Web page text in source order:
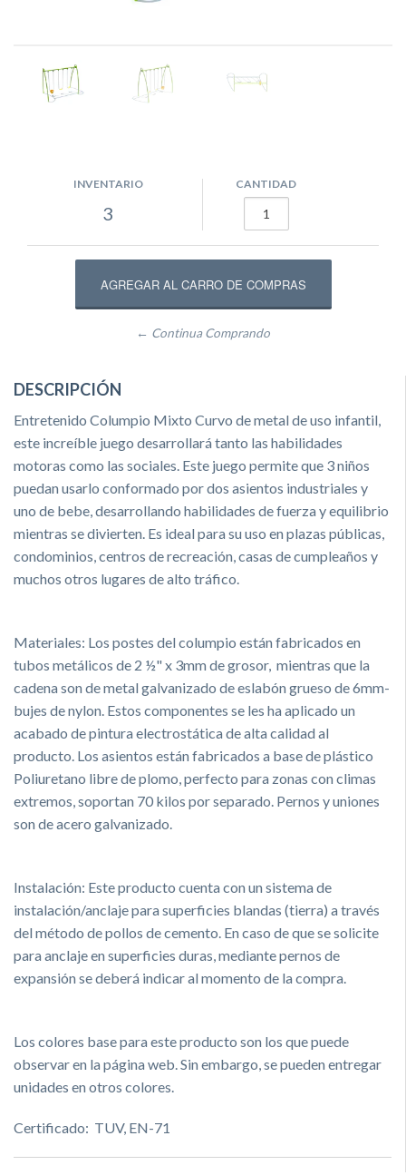
INVENTARIO
3
CANTIDAD
← Continua Comprando
DESCRIPCIÓN
Entretenido Columpio Mixto Curvo de metal de uso infantil,
este increíble juego desarrollará tanto las habilidades
motoras como las sociales. Este juego permite que 3 niños
puedan usarlo conformado por dos asientos industriales y
uno de bebe, desarrollando habilidades de fuerza y equilibrio
mientras se divierten. Es ideal para su uso en plazas públicas,
condominios, centros de recreación, casas de cumpleaños y
muchos otros lugares de alto tráfico.
Materiales: Los postes del columpio están fabricados en
tubos metálicos de 2 ½" x 3mm de grosor, mientras que la
cadena son de metal galvanizado de eslabón grueso de 6mm-
bujes de nylon. Estos componentes se les ha aplicado un
acabado de pintura electrostática de alta calidad al
producto. Los asientos están fabricados a base de plástico
Poliuretano libre de plomo, perfecto para zonas con climas
extremos, soportan 70 kilos por separado. Pernos y uniones
son de acero galvanizado.
Instalación: Este producto cuenta con un sistema de
instalación/anclaje para superficies blandas (tierra) a través
del método de pollos de cemento. En caso de que se solicite
para anclaje en superficies duras, mediante pernos de
expansión se deberá indicar al momento de la compra.
Los colores base para este producto son los que puede
observar en la página web. Sin embargo, se pueden entregar
unidades en otros colores.
Certificado: TUV, EN-71